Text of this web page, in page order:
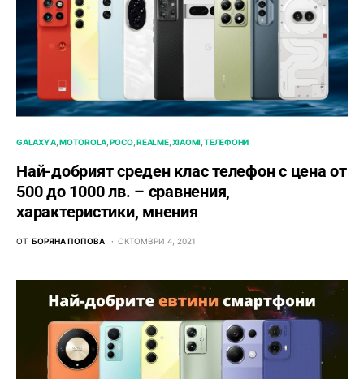
GALAXY A MOTOROLA POCO REALME XIAOMI ТЕЛЕФОНИ
Най-добрият среден клас телефон с цена от
500 до 1000 лв. – сравнения,
характеристики, мнения
ОТ БОРЯНА ПОПОВА ОКТОМВРИ 4, 2021